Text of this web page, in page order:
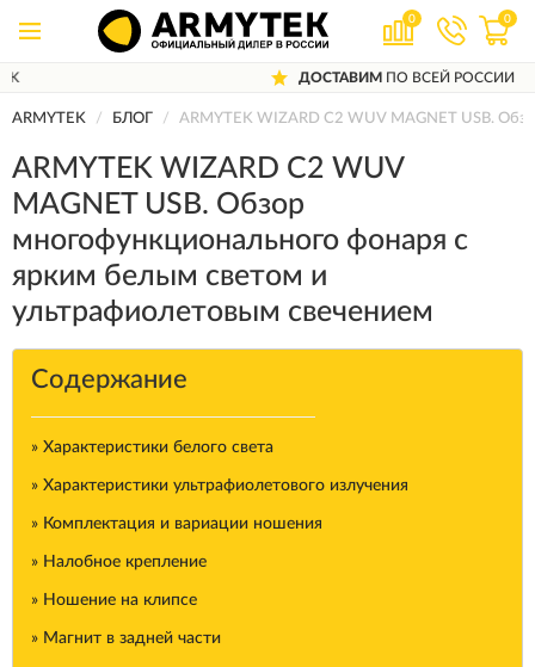
0 0
ПО ВСЕЙ РОССИИ
ARMYTEK БЛОГ ARMYTEK WIZARD C2 WUV MAGNET USB.
ARMYTEK WIZARD C2 WUV
MAGNET USB. Обзор
многофункционального фонаря с
ярким белым светом и
ультрафиолетовым свечением
Содержание
» Характеристики белого света
» Характеристики ультрафиолетового излучения
» Комплектация и вариации ношения
» Налобное крепление
» Ношение на клипсе
» Магнит в задней части